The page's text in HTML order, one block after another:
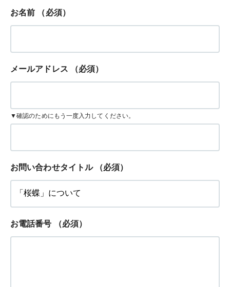
お名前 （必須）
メールアドレス （必須）
▼確認のためにもう一度入力してください。
お問い合わせタイトル （必須）
お電話番号 （必須）